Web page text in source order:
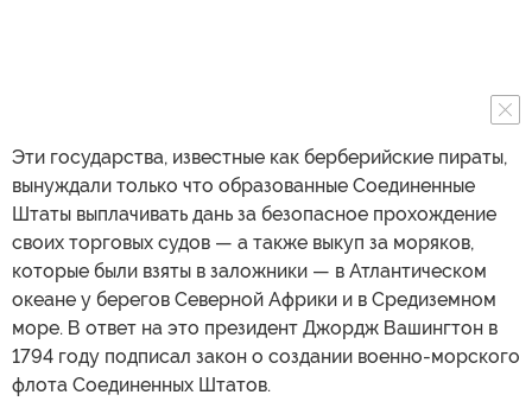
Эти государства, известные как берберийские пираты,
вынуждали только что образованные Соединенные
Штаты выплачивать дань за безопасное прохождение
своих торговых судов — а также выкуп за моряков,
которые были взяты в заложники — в Атлантическом
океане у берегов Северной Африки и в Средиземном
море. В ответ на это президент Джордж Вашингтон в
1794 году подписал закон о создании военно-морского
флота Соединенных Штатов.